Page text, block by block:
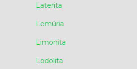
Laterita
Lemúria
Limonita
Lodolita